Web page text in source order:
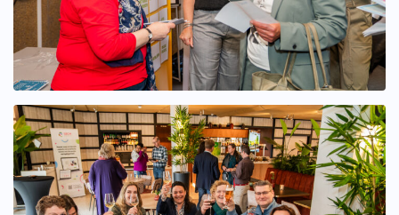
Bekijk afbeelding groter